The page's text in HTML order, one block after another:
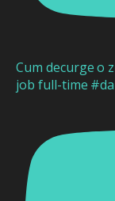
Cum decurge o
job full-time